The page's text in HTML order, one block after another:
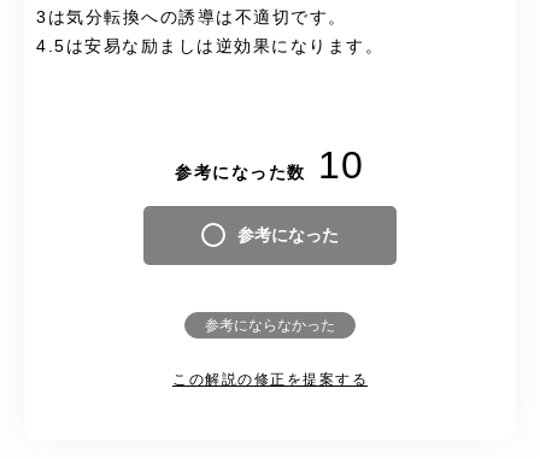
3は気分転換への誘導は不適切です。
4.5は安易な励ましは逆効果になります。
参考になった数 10
参考になった
参考にならなかった
この解説の修正を提案する